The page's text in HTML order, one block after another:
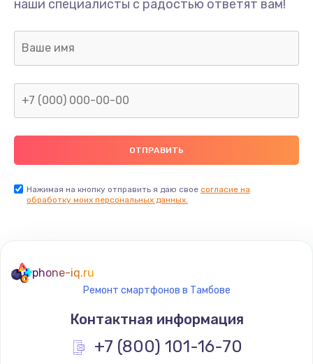
Заказать
Замена сканера отпечатка
Заказать
Замена разъема SIM
Заказать
наши специалисты с радостью ответят вам!
Нажимая на кнопку отправить я даю свое согласие на
обработку моих персональных данных.
phone-iq.ru
Ремонт смартфонов в Тамбове
Контактная информация
+7 (800) 101-16-70